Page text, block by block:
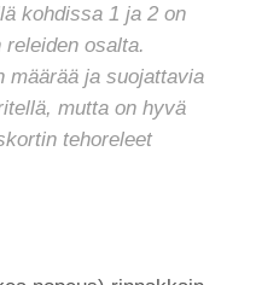
kohdissa 1 ja 2 on
osalta.
määrää ja suojattavia
mutta on hyvä
tehoreleet